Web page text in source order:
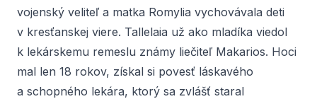
vojenský veliteľ a matka Romylia vychovávala deti
v kresťanskej viere. Tallelaia už ako mladíka viedol
k lekárskemu remeslu známy liečiteľ Makarios. Hoci
mal len 18 rokov, získal si povesť láskavého
a schopného lekára, ktorý sa zvlášť staral